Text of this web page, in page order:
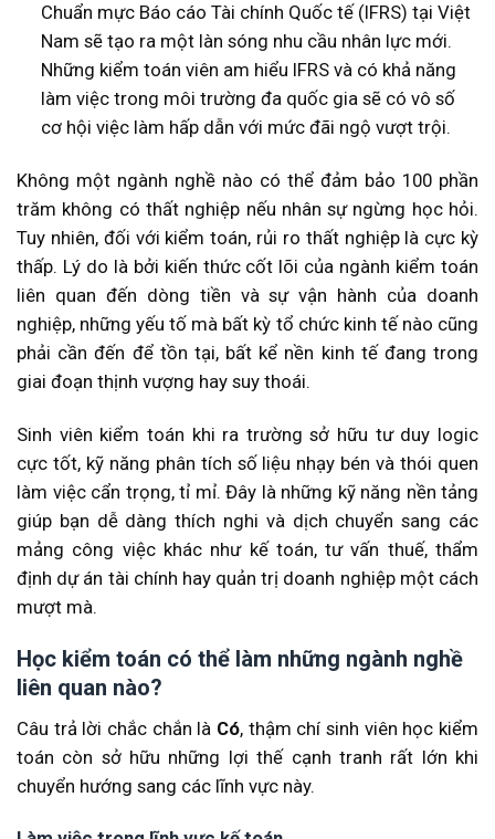
Chuẩn mực Báo cáo Tài chính Quốc tế (IFRS) tại Việt
Nam sẽ tạo ra một làn sóng nhu cầu nhân lực mới.
Những kiểm toán viên am hiểu IFRS và có khả năng
làm việc trong môi trường đa quốc gia sẽ có vô số
cơ hội việc làm hấp dẫn với mức đãi ngộ vượt trội.
Không một ngành nghề nào có thể đảm bảo 100 phần
trăm không có thất nghiệp nếu nhân sự ngừng học hỏi.
Tuy nhiên, đối với kiểm toán, rủi ro thất nghiệp là cực kỳ
thấp. Lý do là bởi kiến thức cốt lõi của ngành kiểm toán
liên quan đến dòng tiền và sự vận hành của doanh
nghiệp, những yếu tố mà bất kỳ tổ chức kinh tế nào cũng
phải cần đến để tồn tại, bất kể nền kinh tế đang trong
giai đoạn thịnh vượng hay suy thoái.
Sinh viên kiểm toán khi ra trường sở hữu tư duy logic
cực tốt, kỹ năng phân tích số liệu nhạy bén và thói quen
làm việc cẩn trọng, tỉ mỉ. Đây là những kỹ năng nền tảng
giúp bạn dễ dàng thích nghi và dịch chuyển sang các
mảng công việc khác như kế toán, tư vấn thuế, thẩm
định dự án tài chính hay quản trị doanh nghiệp một cách
mượt mà.
Học kiểm toán có thể làm những ngành nghề
liên quan nào?
Câu trả lời chắc chắn là Có, thậm chí sinh viên học kiểm
toán còn sở hữu những lợi thế cạnh tranh rất lớn khi
chuyển hướng sang các lĩnh vực này.